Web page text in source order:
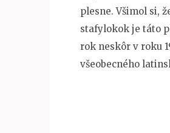
plesne. Všimol si,
stafylokok je táto
rok neskôr v roku
všeobecného